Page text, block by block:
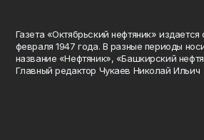
Газета «Октябрьский нефтяник» издается
февраля 1947 года. В разные периоды
название «Нефтяник», «Башкирский
Главный редактор Чукаев Николай Ильич